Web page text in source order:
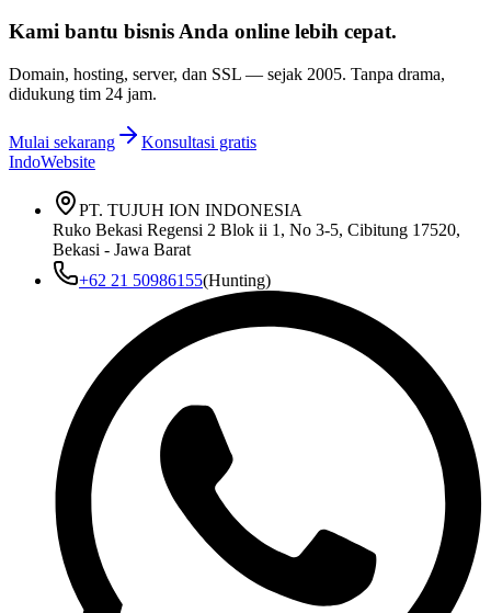
Kami bantu bisnis Anda online lebih cepat.
Domain, hosting, server, dan SSL — sejak 2005. Tanpa drama,
didukung tim 24 jam.
Mulai sekarang
Konsultasi gratis
IndoWebsite
PT. TUJUH ION INDONESIA
Ruko Bekasi Regensi 2 Blok ii 1, No 3-5, Cibitung 17520,
Bekasi - Jawa Barat
+62 21 50986155(Hunting)